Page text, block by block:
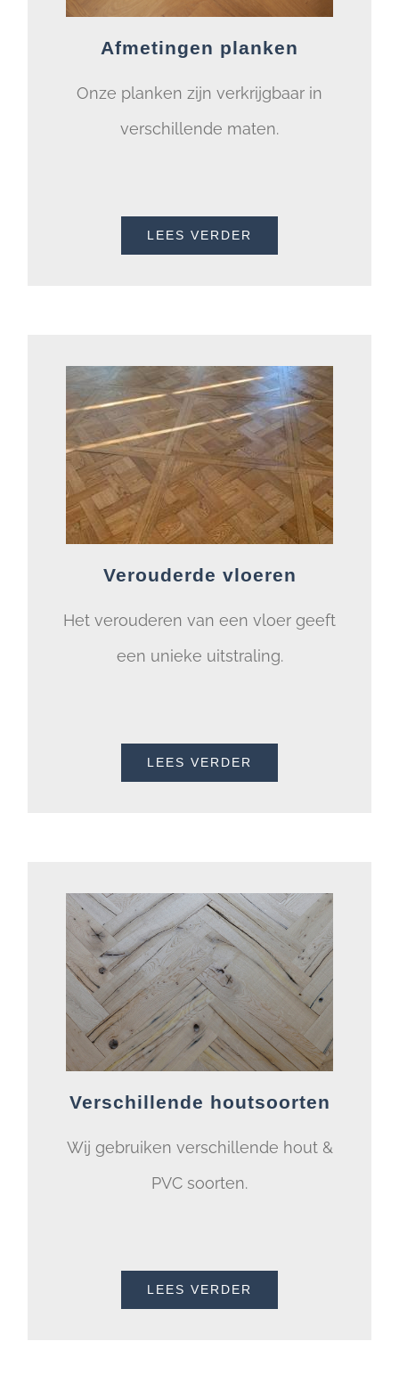
Afmetingen planken
Onze planken zijn verkrijgbaar in
verschillende maten.
LEES VERDER
Verouderde vloeren
Het verouderen van een vloer geeft
een unieke uitstraling.
LEES VERDER
Verschillende houtsoorten
Wij gebruiken verschillende hout &
PVC soorten.
LEES VERDER